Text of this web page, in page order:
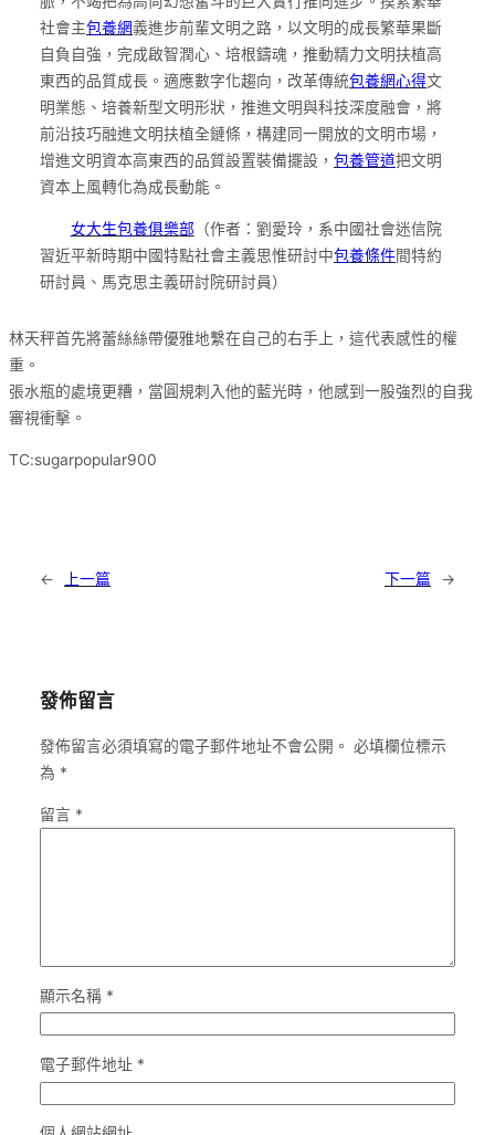
社會主包養網義進步前輩文明之路，以文明的成長繁華果斷
自負自強，完成啟智潤心、培根鑄魂，推動精力文明扶植高
東西的品質成長。適應數字化趨向，改革傳統包養網心得文
明業態、培養新型文明形狀，推進文明與科技深度融會，將
前沿技巧融進文明扶植全鏈條，構建同一開放的文明市場，
增進文明資本高東西的品質設置裝備擺設， 包養管道把文明
資本上風轉化為成長動能。
女大生包養俱樂部 （作者：劉愛玲，系中國社會迷信院
習近平新時期中國特點社會主義思惟研討中包養條件間特約
研討員、馬克思主義研討院研討員）
林天秤首先將蕾絲絲帶優雅地繫在自己的右手上，這代表感性的權
重。
張水瓶的處境更糟，當圓規刺入他的藍光時，他感到一股強烈的自我
審視衝擊。
TC:sugarpopular900
← 上一篇 下一篇 →
發佈留言
發佈留言必須填寫的電子郵件地址不會公開。 必填欄位標示
為 *
留言 *
顯示名稱 *
電子郵件地址 *